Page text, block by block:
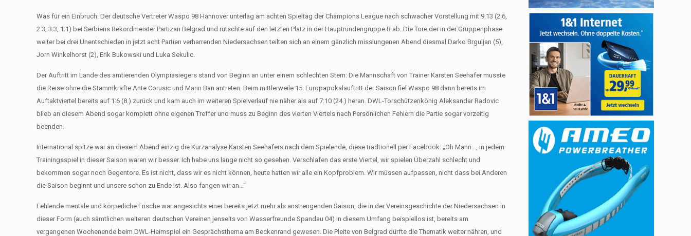
Was für ein Einbruch: Der deutsche Vertreter Waspo 98 Hannover​ unterlag am achten Spieltag der Champions League nach schwacher Vorstellung mit 9:13 (2:6,
2:3, 3:3, 1:1) bei Serbiens Rekordmeister Partizan Belgrad und rutschte auf den letzten Platz in der Hauptrundengruppe B ab. Die Tore der in der Gruppenphase
weiter bei drei Unentschieden in jetzt acht Partien verharrenden Niedersachsen teilten sich an einem gänzlich misslungenen Abend diesmal Darko Brguljan (5),
Jorn Winkelhorst (2), Erik Bukowski und Luka Sekulic.
Der Auftritt im Lande des amtierenden Olympiasiegers stand von Beginn an unter einem schlechten Stern: Die Mannschaft von Trainer Karsten Seehafer musste
die Reise ohne die Stammkräfte Ante Corusic und Marin Ban antreten. Beim mittlerweile 15. Europapokalauftritt der Saison fiel Waspo 98 dann bereits im
Auftaktviertel bereits auf 1:6 (8.) zurück und kam auch im weiteren Spielverlauf nie näher als auf 7:10 (24.) heran. DWL-Torschützenkönig Aleksandar Radovic
blieb an diesem Abend sogar komplett ohne eigenen Treffer und muss zu Beginn des vierten Viertels nach Persönlichen Fehlern die Partie sogar vorzeitig
beenden.
International spitze war an diesem Abend einzig die Kurzanalyse Karsten Seehafers nach dem Spielende, diese tradtionell per Facebook: „Oh Mann…, in jedem
Trainingsspiel in dieser Saison waren wir besser. Ich habe uns lange nicht so gesehen. Verschlafen das erste Viertel, wir spielen Überzahl schlecht und
bekommen sogar noch Gegentore. Es ist nicht, dass wir es nicht können, heute hatten wir alle ein Kopfproblem. Wir müssen aufpassen, nicht dass bei Anderen
die Saison beginnt und unsere schon zu Ende ist. Also fangen wir an…“
Fehlende mentale und körperliche Frische war angesichts einer bereits jetzt mehr als anstrengenden Saison, die in der Vereinsgeschichte der Niedersachsen in
dieser Form (auch sämtlichen weiteren deutschen Vereinen jenseits von Wasserfreunde Spandau 04) in diesem Umfang beispiellos ist, bereits am
vergangenen Wochenende beim DWL-Heimspiel ein Gesprächsthema am Beckenrand gewesen. Die Pleite von Belgrad dürfte die Thematik weiter nähren, und